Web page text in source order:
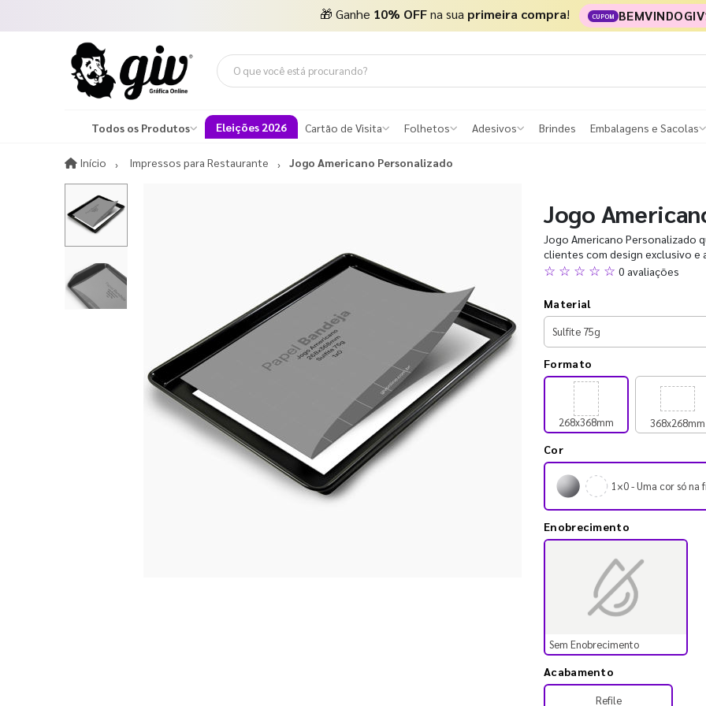
🎁 Ganhe 10% OFFna sua primeira compra! CUPOM
Todos os Produtos Eleições 2026 Cartão de Visita Folhetos Adesivos Brindes Embalagens e Sacolas
Início InícioImpressos para Restaurante Jogo Americano Personalizado
Jogo
Jogo Americano Personalizado
clientes com design exclusivo e
☆ ☆ ☆ ☆ ☆ 0 avaliações
Material
Formato
268x368mm 368x268mm
Cor
1×0 - Uma cor só na
Enobrecimento
Sem Enobrecimento
Acabamento
Refile